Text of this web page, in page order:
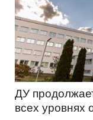
ДУ
всех уровнях